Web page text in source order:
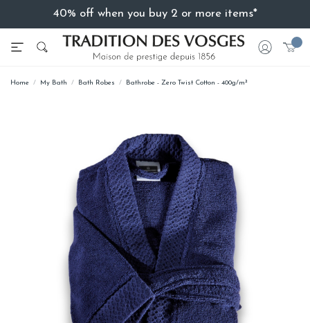
40% off when you buy 2 or more items*
Home My Bath Bath Robes Bathrobe - Zero Twist Cotton - 400g/m²